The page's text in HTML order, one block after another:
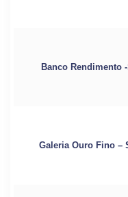
Banco Rendimento
Galeria Ouro Fino –